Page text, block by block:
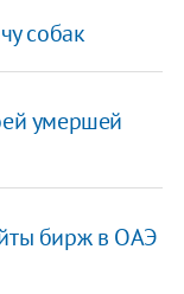
собак
умершей
бирж в ОАЭ